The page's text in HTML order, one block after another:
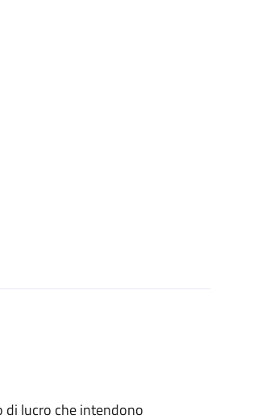
di lucro che intendono